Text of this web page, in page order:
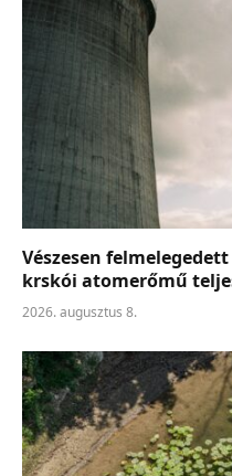
Vészesen
krskói atomerőmű
2026. augusztus 8.